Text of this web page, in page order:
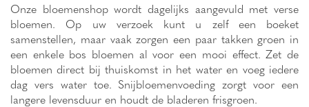
Onze bloemenshop wordt dagelijks aangevuld met verse
bloemen. Op uw verzoek kunt u zelf een boeket
samenstellen, maar vaak zorgen een paar takken groen in
een enkele bos bloemen al voor een mooi effect. Zet de
bloemen direct bij thuiskomst in het water en voeg iedere
dag vers water toe. Snijbloemenvoeding zorgt voor een
langere levensduur en houdt de bladeren frisgroen.